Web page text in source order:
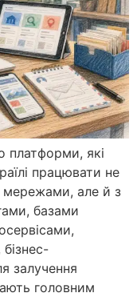
платформи, які
працювати не
мережами, але й з
базами
залучення
головним